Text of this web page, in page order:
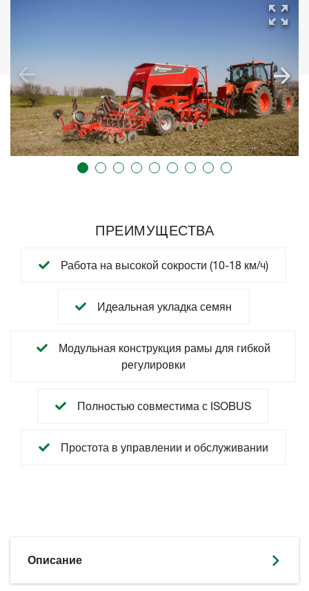
ПРЕИМУЩЕСТВА
Работа на высокой сокрости (10-18 км/ч)
Идеальная укладка семян
Модульная конструкция рамы для гибкой
регулировки
Полностью совместима с ISOBUS
Простота в управлении и обслуживании
Описание